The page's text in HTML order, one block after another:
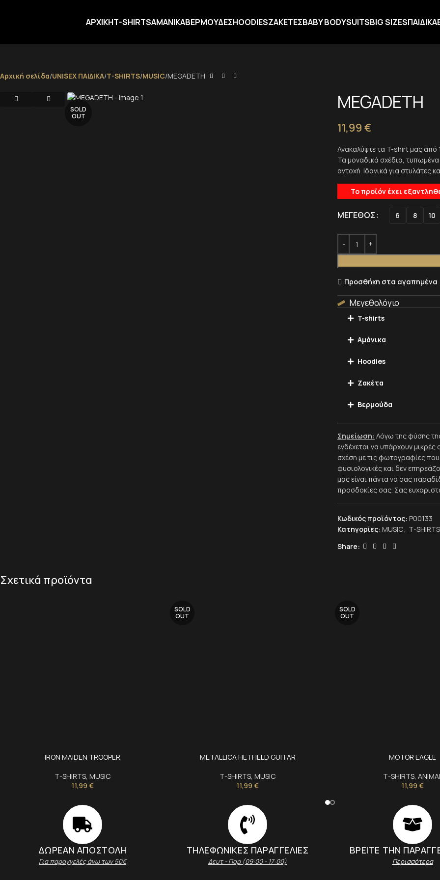
ΑΡΧΙΚΗT-SHIRTSΑΜΑΝΙΚΑΒΕΡΜΟΥΔΕΣHOODIESΖΑΚΕΤΕΣBABY BODYSUITSBIG SIZESΠΑΙΔΙΚΑ
Αρχική σελίδα UNISEX ΠΑΙΔΙΚΑ T-SHIRTS MUSIC MEGADETH
SOLD
OUT
MEGADETH
11,99 €
Ανακαλύψτε τα T-shirt μας από
Τα μοναδικά σχέδια,
αντοχή. Ιδανικά για στυλάτες
Το προϊόν έχει
ΜΈΓΕΘΟΣ 6 8 10
Alternative:
Προσθήκη στα αγαπημένα
Μεγεθολόγιο
T-shirts
Αμάνικα
Hoodies
Ζακέτα
Βερμούδα
Σημείωση: Λόγω της φύσης
ενδέχεται να υπάρχουν
σχέση με τις φωτογραφίες
φυσιολογικές και δεν
μας είναι πάντα να σας
προσδοκίες σας. Σας
Κωδικός προϊόντος: P00133
Κατηγορίες: MUSIC, T-SHIRTS
Share:
Σχετικά προϊόντα
IRON MAIDEN TROOPER
T-SHIRTS, MUSIC
11,99 €
SOLD
OUT
METALLICA HETFIELD GUITAR
T-SHIRTS, MUSIC
11,99 €
SOLD
OUT
MOTOR EAGLE
T-SHIRTS,
11,99 €
ΔΩΡΕΑΝ ΑΠΟΣΤΟΛΗ
Για παραγγελές άνω των 50€
ΤΗΛΕΦΩΝΙΚΕΣ ΠΑΡΑΓΓΕΛΙΕΣ
Δευτ - Παρ (09:00 - 17:00)
ΒΡΕΙΤΕ ΤΗΝ
Περισσότερα